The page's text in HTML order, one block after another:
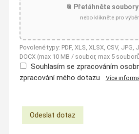
📎 Přetáhněte
nebo klikněte pro výběr
Povolené typy: PDF, XLS, XLSX, CSV, JPG,
DOCX (max 10 MB / soubor, max 5
Souhlasím se zpracováním
zpracování mého dotazu
Více